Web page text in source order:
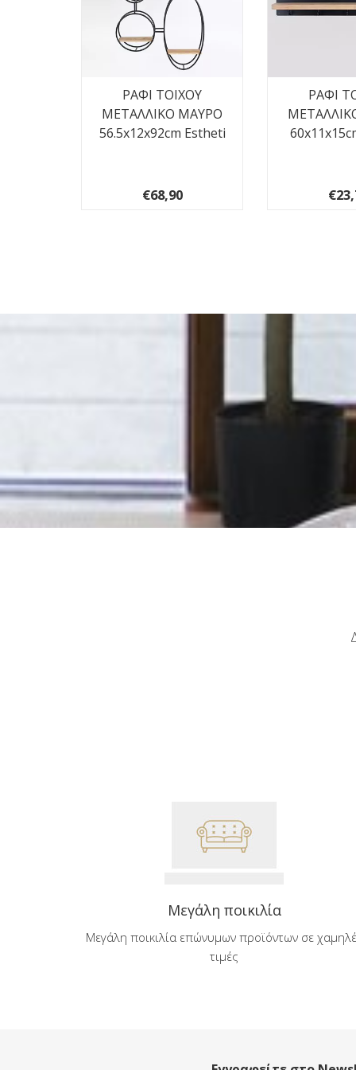
ΡΑΦΙ ΤΟΙΧΟΥ
ΜΕΤΑΛΛΙΚΟ ΜΑΥΡΟ
56.5x12x92cm Estheti
€68,90
ΡΑΦΙ
Μεγάλη ποικιλία
Μεγάλη ποικιλία επώνυμων προϊόντων σε
τιμές